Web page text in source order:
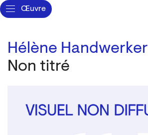
Œuvre
Hélène Handwerker
Non titré